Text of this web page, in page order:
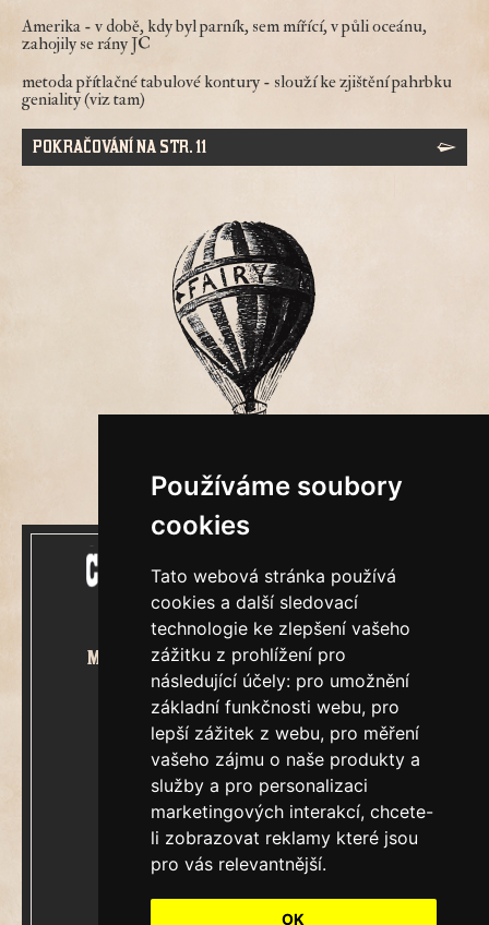
Používáme soubory
cookies
Tato webová stránka používá
cookies a další sledovací
technologie ke zlepšení vašeho
zážitku z prohlížení pro
následující účely: pro umožnění
základní funkčnosti webu, pro
lepší zážitek z webu, pro měření
vašeho zájmu o naše produkty a
služby a pro personalizaci
marketingových interakcí, chcete-
li zobrazovat reklamy které jsou
pro vás relevantnější.
OK
Amerika - v době, kdy byl parník, sem mířící, v půli oceánu,
zahojily se rány JC
metoda přítlačné tabulové kontury - slouží ke zjištění pahrbku
geniality (viz tam)
POKRAČOVÁNÍ NA STR. 11
Mecenášem Cimrmanova Zpravodaje
je společnost
&Restaurátorský tým
Ročník XXIII.
V Praze, pondělí 10.srpen 2026